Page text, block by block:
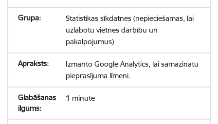
Statistikas sīkdatnes (nepieciešamas, lai
uzlabotu vietnes darbību un
pakalpojumus)
Izmanto Google Analytics, lai samazinātu
pieprasījuma līmeni.
1 minūte